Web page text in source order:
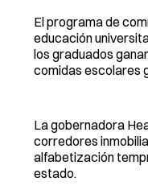
El programa de
educación
los graduados
comidas escolares
La gobernadora
corredores
alfabetización
estado.